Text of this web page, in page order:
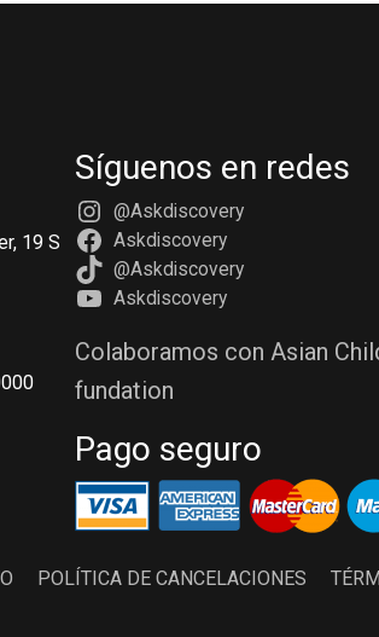
19 S
Síguenos en redes
@Askdiscovery
Askdiscovery
@Askdiscovery
Askdiscovery
Colaboramos con Asian
fundation
Pago seguro
POLÍTICA DE CANCELACIONES